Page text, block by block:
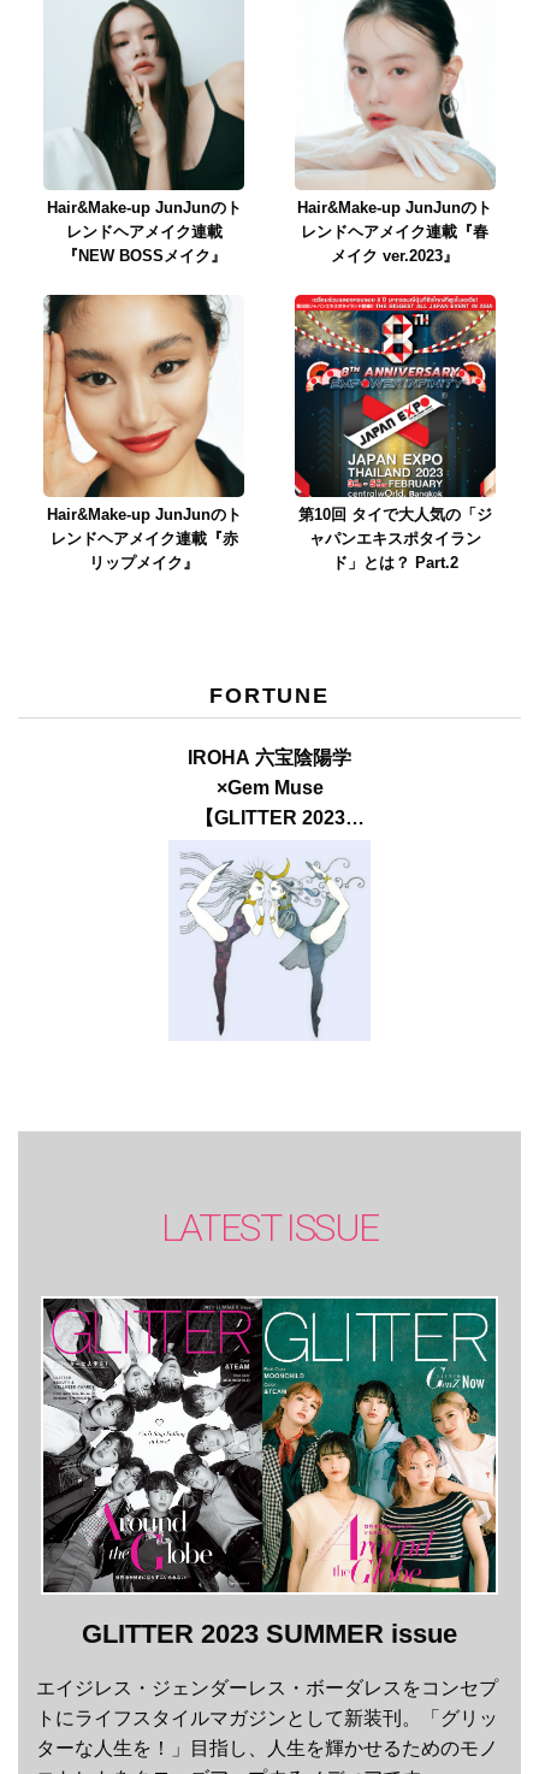
Hair&Make-up JunJunのト
レンドヘアメイク連載
『NEW BOSSメイク』
Hair&Make-up JunJunのト
レンドヘアメイク連載『春
メイク ver.2023』
Hair&Make-up JunJunのト
レンドヘアメイク連載『赤
リップメイク』
第10回 タイで大人気の「ジ
ャパンエキスポタイラン
ド」とは？ Part.2
FORTUNE
IROHA 六宝陰陽学
×Gem Muse
【GLITTER 2023
SUMMER issue】
LATEST ISSUE
GLITTER 2023 SUMMER issue
エイジレス・ジェンダーレス・ボーダレスをコンセプ
トにライフスタイルマガジンとして新装刊。「グリッ
ターな人生を！」目指し、人生を輝かせるためのモノ